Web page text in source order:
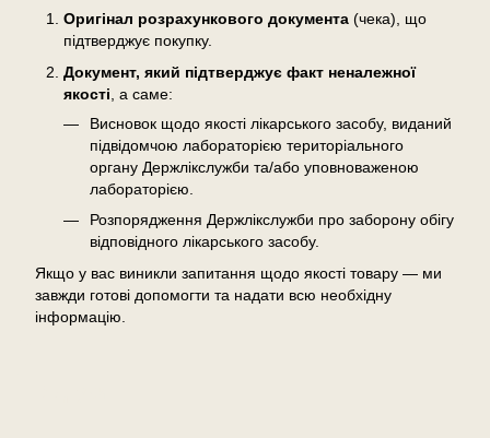
Оригінал розрахункового документа (чека), що
підтверджує покупку.
Документ, який підтверджує факт неналежної
якості , а саме:
Висновок щодо якості лікарського засобу, виданий
підвідомчою лабораторією територіального
органу Держлікслужби та/або уповноваженою
лабораторією.
Розпорядження Держлікслужби про заборону обігу
відповідного лікарського засобу.
Якщо у вас виникли запитання щодо якості товару — ми
завжди готові допомогти та надати всю необхідну
інформацію.